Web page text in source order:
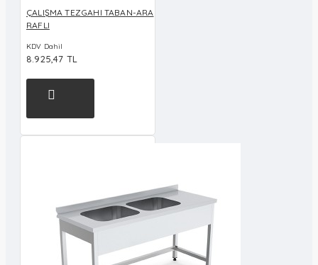
ÇALIŞMA TEZGAHI TABAN-ARA
RAFLI
KDV Dahil
8.925,47 TL